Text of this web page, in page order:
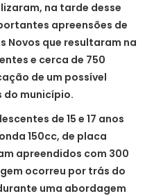
na tarde desse
apreensões de
Novos que resultaram na
e cerca de 750
de um possível
do município.
de 15 e 17 anos
150cc, de placa
apreendidos com 300
ocorreu por trás do
uma abordagem